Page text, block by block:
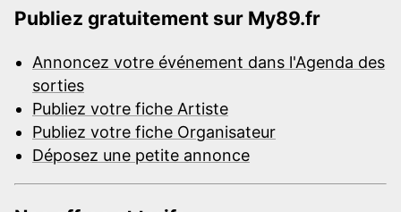
Publiez gratuitement sur My89.fr
Annoncez votre événement dans l'Agenda des
sorties
Publiez votre fiche Artiste
Publiez votre fiche Organisateur
Déposez une petite annonce